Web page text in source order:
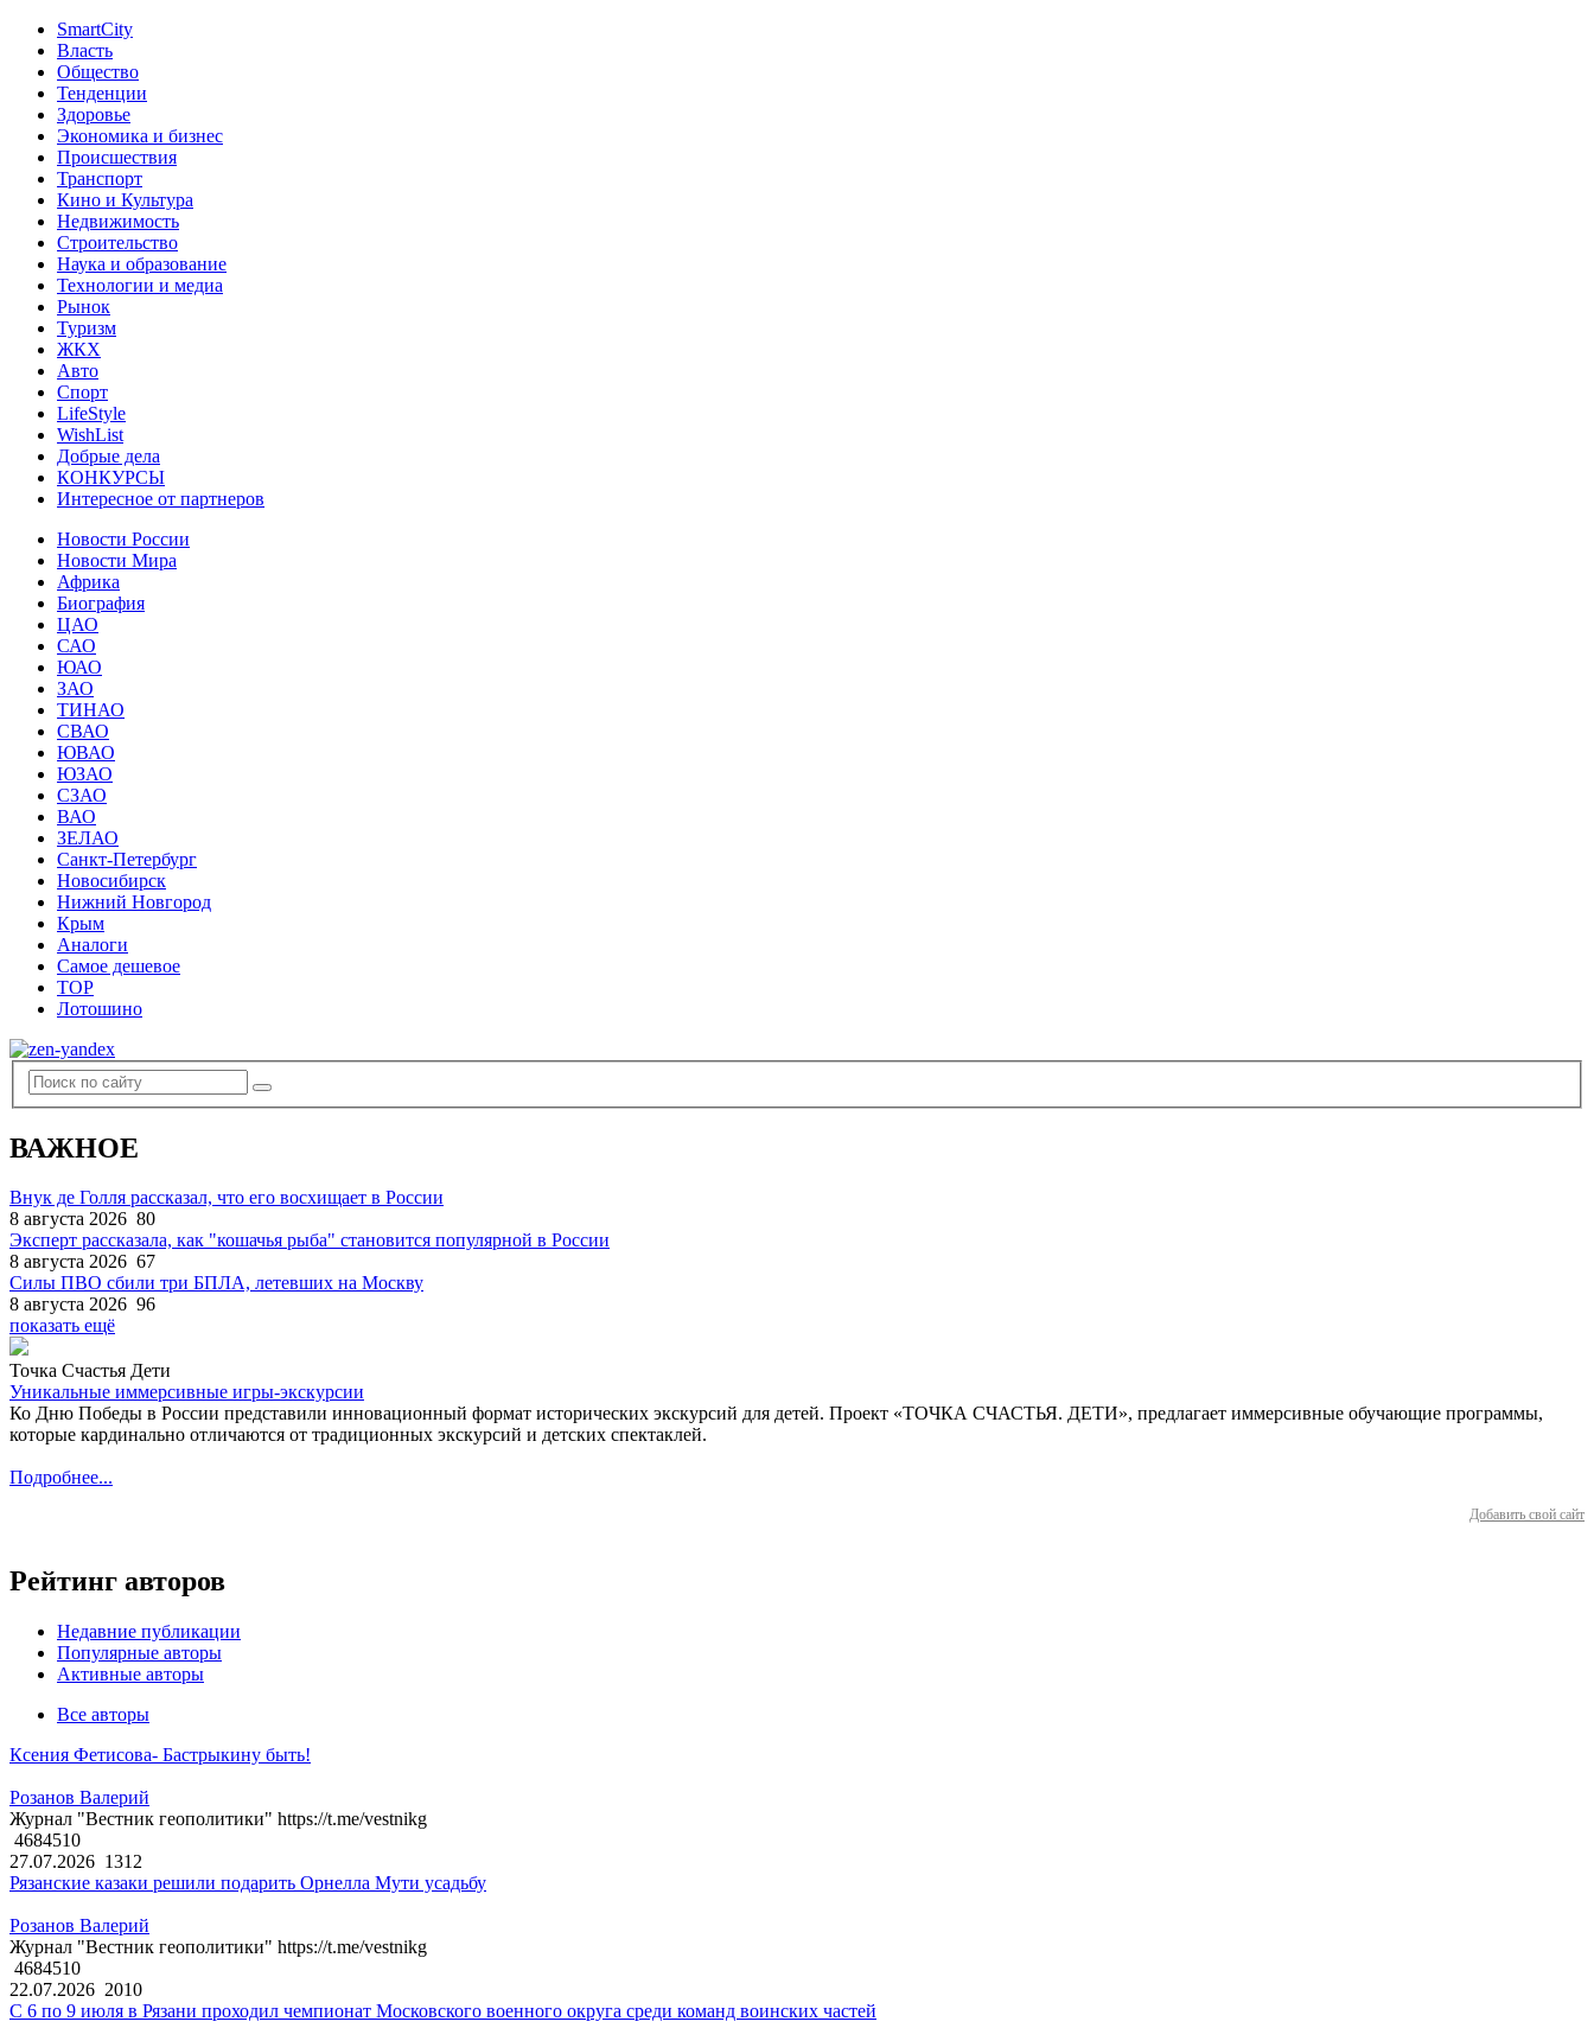
SmartCity
Власть
Общество
Тенденции
Здоровье
Экономика и бизнес
Происшествия
Транспорт
Кино и Культура
Недвижимость
Строительство
Наука и образование
Технологии и медиа
Рынок
Туризм
ЖКХ
Авто
Спорт
LifeStyle
WishList
Добрые дела
КОНКУРСЫ
Интересное от партнеров
Новости России
Новости Мира
Африка
Биография
ЦАО
САО
ЮАО
ЗАО
ТИНАО
СВАО
ЮВАО
ЮЗАО
СЗАО
ВАО
ЗЕЛАО
Санкт-Петербург
Новосибирск
Нижний Новгород
Крым
Аналоги
Самое дешевое
TOP
Лотошино
ВАЖНОЕ
Внук де Голля рассказал, что его восхищает в России
8 августа 2026 80
Эксперт рассказала, как "кошачья рыба" становится популярной в России
8 августа 2026 67
Силы ПВО сбили три БПЛА, летевших на Москву
8 августа 2026 96
показать ещё
Точка Счастья Дети
Уникальные иммерсивные игры-экскурсии
Ко Дню Победы в России представили инновационный формат исторических экскурсий для детей. Проект «ТОЧКА СЧАСТЬЯ. ДЕТИ», предлагает иммерсивные обучающие программы,
которые кардинально отличаются от традиционных экскурсий и детских спектаклей.
Подробнее...
Добавить свой сайт
Рейтинг авторов
Недавние публикации
Популярные авторы
Активные авторы
Все авторы
Ксения Фетисова- Бастрыкину быть!
Розанов Валерий
Журнал "Вестник геополитики" https://t.me/vestnikg
4684510
27.07.2026 1312
Рязанские казаки решили подарить Орнелла Мути усадьбу
Розанов Валерий
Журнал "Вестник геополитики" https://t.me/vestnikg
4684510
22.07.2026 2010
С 6 по 9 июля в Рязани проходил чемпионат Московского военного округа среди команд воинских частей